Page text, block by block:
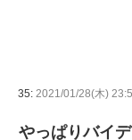
35: 2021/01/28(木)
やっぱりバイ